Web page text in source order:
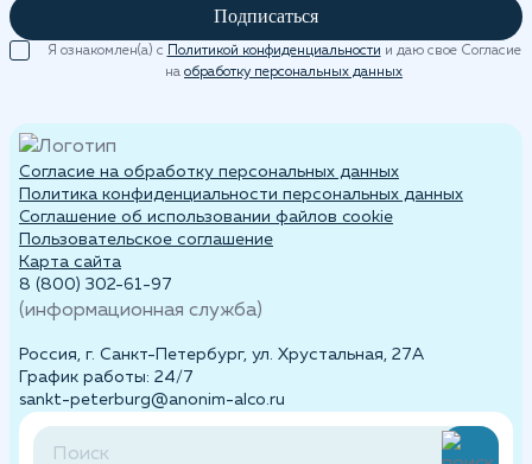
Подписаться
Я ознакомлен(а) с Политикой конфиденциальности и даю свое Согласие
на обработку персональных данных
Согласие на обработку персональных данных
Политика конфиденциальности персональных данных
Cоглашение об использовании файлов cookie
Пользовательское соглашение
Карта сайта
8 (800) 302-61-97
(информационная служба)
Россия, г. Санкт-Петербург, ул. Хрустальная, 27А
График работы: 24/7
sankt-peterburg@anonim-alco.ru